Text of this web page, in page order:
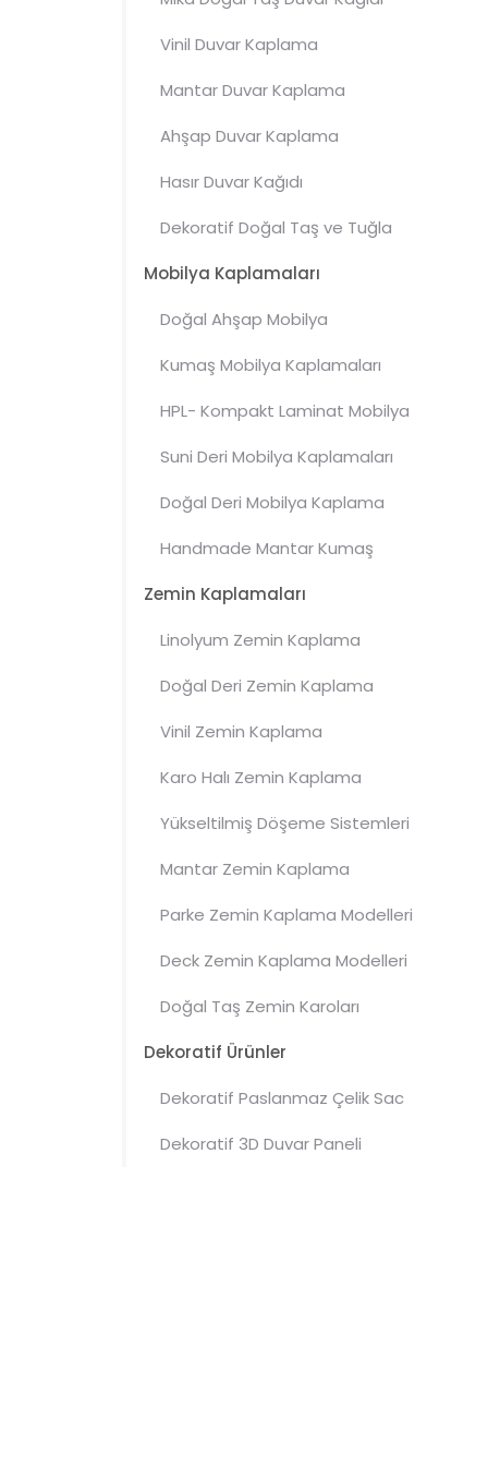
Vinil Duvar Kaplama
MantarDuvar Kaplama
Ahşap Duvar Kaplama
Hasır Duvar Kağıdı
Dekoratif Doğal Taş ve Tuğla
Mobilya Kaplamaları
Doğal Ahşap Mobilya
Kaplamaları
Kumaş Mobilya Kaplamaları
HPL- Kompakt Laminat Mobilya
Kaplamaları
Suni Deri Mobilya Kaplamaları
Doğal Deri Mobilya Kaplama
Handmade MantarKumaş
Mobilya Kaplamaları
Zemin Kaplamaları
Linolyum Zemin Kaplama
Doğal Deri Zemin Kaplama
Vinil Zemin Kaplama
Karo Halı Zemin Kaplama
Modelleri
Yükseltilmiş Döşeme Sistemleri
Mantar Zemin Kaplama
Parke Zemin Kaplama Modelleri
Deck Zemin Kaplama Modelleri
Doğal Taş Zemin Karoları
Dekoratif Ürünler
Dekoratif Paslanmaz Çelik Sac
Dekoratif 3D Duvar Paneli